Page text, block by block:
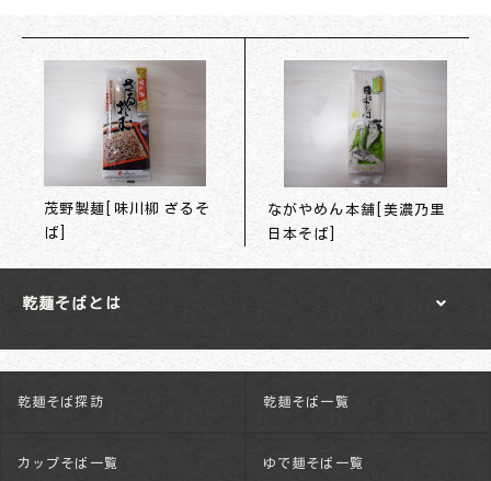
茂野製麺[味川柳 ざるそ
ば]
ながやめん本舗[美濃乃里
日本そば]
乾麺そばとは
乾麺そば探訪 乾麺そば一覧
カップそば一覧 ゆで麺そば一覧